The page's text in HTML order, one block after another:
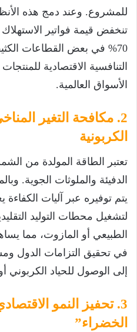
للمشروع. وعند دمج هذه
70% في بعض القطاعات
التنافسية الاقتصادية
الأسواق العالمية.
2. مكافحة التغير
الكربونية
تعتبر الطاقة المولدة من
الدفيئة والملوثات الجوية.
يتم توفيره عبر آليات
لتشغيل محطات التوليد
الطبيعي أو المازوت، مما
في تحقيق التزامات الدول
إلى الوصول للحياد الكربوني
3. تحفيز النمو
الخضراء”